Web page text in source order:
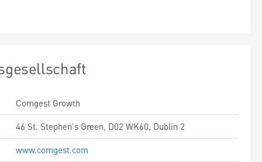
Comgest Growth
46 St. Stephen's Green, D02 WK60, Dublin 2
www.comgest.com